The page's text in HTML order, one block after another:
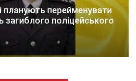
планують перейменувати
загиблого поліцейського